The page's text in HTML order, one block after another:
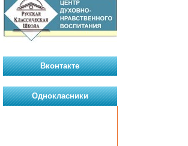
Вконтакте
Однокласники